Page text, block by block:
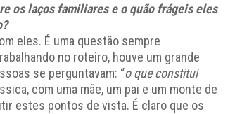
os laços familiares e o quão frágeis eles
eles. É uma questão sempre
no roteiro, houve um grande
se perguntavam: “o que constitui
com uma mãe, um pai e um monte de
estes pontos de vista. É claro que os